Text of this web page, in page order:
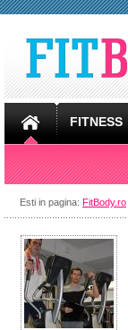
FITNESS
Esti in pagina: FitBody.ro